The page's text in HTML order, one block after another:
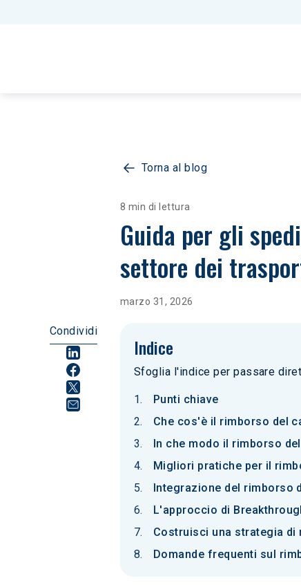
Torna al blog
8 min di lettura
Guida per gli
settore dei
marzo 31, 2026
Condividi
Indice
Sfoglia l'indice per passare
Punti chiave
Che cos'è il rimborso del
In che modo il rimborso
Migliori pratiche per il
Integrazione del rimborso
L'approccio di
Costruisci una strategia di
Domande frequenti sul